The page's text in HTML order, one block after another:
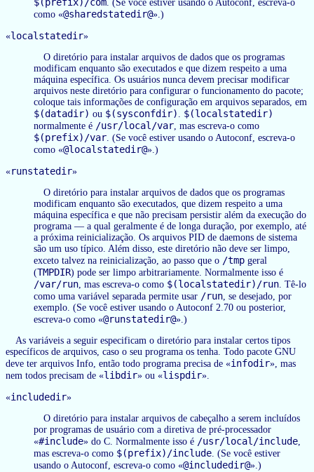
$(prefix)/com. (Se você estiver usando o Autoconf, escreva-o
como «@sharedstatedir@».)
«localstatedir»
O diretório para instalar arquivos de dados que os programas
modificam enquanto são executados e que dizem respeito a uma
máquina específica. Os usuários nunca devem precisar modificar
arquivos neste diretório para configurar o funcionamento do pacote;
coloque tais informações de configuração em arquivos separados, em
$(datadir) ou $(sysconfdir) . $(localstatedir)
normalmente é /usr/local/var, mas escreva-o como
$(prefix)/var. (Se você estiver usando o Autoconf, escreva-o
como «@localstatedir@».)
«runstatedir»
O diretório para instalar arquivos de dados que os programas
modificam enquanto são executados, que dizem respeito a uma
máquina específica e que não precisam persistir além da execução do
programa — a qual geralmente é de longa duração, por exemplo, até
a próxima reinicialização. Os arquivos PID de daemons de sistema
são um uso típico. Além disso, este diretório não deve ser limpo,
exceto talvez na reinicialização, ao passo que o /tmp geral
(TMPDIR) pode ser limpo arbitrariamente. Normalmente isso é
/var/run, mas escreva-o como $(localstatedir)/run. Tê-lo
como uma variável separada permite usar /run, se desejado, por
exemplo. (Se você estiver usando o Autoconf 2.70 ou posterior,
escreva-o como «@runstatedir@».)
As variáveis a seguir especificam o diretório para instalar certos tipos
específicos de arquivos, caso o seu programa os tenha. Todo pacote GNU
deve ter arquivos Info, então todo programa precisa de «infodir», mas
nem todos precisam de «libdir» ou «lispdir».
«includedir»
O diretório para instalar arquivos de cabeçalho a serem incluídos
por programas de usuário com a diretiva de pré-processador
«#include» do C. Normalmente isso é /usr/local/include,
mas escreva-o como $(prefix)/include. (Se você estiver
usando o Autoconf, escreva-o como «@includedir@».)